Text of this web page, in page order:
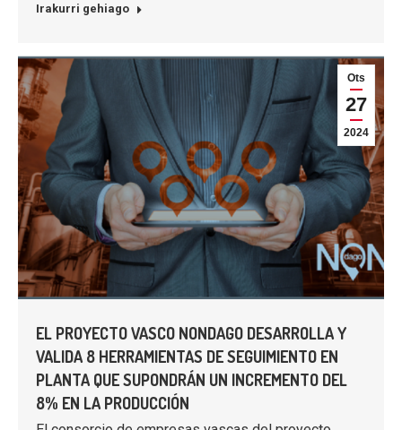
Irakurri gehiago
Ots
27
2024
EL PROYECTO VASCO NONDAGO DESARROLLA Y
VALIDA 8 HERRAMIENTAS DE SEGUIMIENTO EN
PLANTA QUE SUPONDRÁN UN INCREMENTO DEL
8% EN LA PRODUCCIÓN